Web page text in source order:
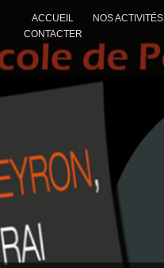
ACCUEIL NOS ACTIVITÉS
CONTACTER
ALLER AU CONTENU